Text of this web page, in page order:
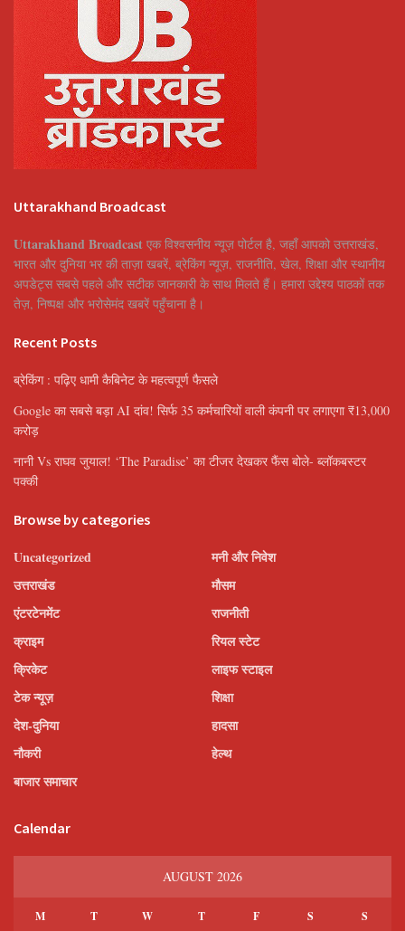
Uttarakhand Broadcast
Uttarakhand Broadcast एक विश्वसनीय न्यूज़ पोर्टल है, जहाँ आपको उत्तराखंड,
भारत और दुनिया भर की ताज़ा खबरें, ब्रेकिंग न्यूज़, राजनीति, खेल, शिक्षा और स्थानीय
अपडेट्स सबसे पहले और सटीक जानकारी के साथ मिलते हैं। हमारा उद्देश्य पाठकों तक
तेज़, निष्पक्ष और भरोसेमंद खबरें पहुँचाना है।
Recent Posts
ब्रेकिंग : पढ़िए धामी कैबिनेट के महत्वपूर्ण फैसले
Google का सबसे बड़ा AI दांव! सिर्फ 35 कर्मचारियों वाली कंपनी पर लगाएगा ₹13,000
करोड़
नानी Vs राघव जुयाल! ‘The Paradise’ का टीजर देखकर फैंस बोले- ब्लॉकबस्टर
पक्की
Browse by categories
Uncategorized
उत्तराखंड
एंटरटेनमेंट
क्राइम
क्रिकेट
टेक न्यूज़
देश-दुनिया
नौकरी
बाजार समाचार
मनी और निवेश
मौसम
राजनीती
रियल स्टेट
लाइफ स्टाइल
शिक्षा
हादसा
हेल्थ
Calendar
AUGUST 2026
M T W T F S S